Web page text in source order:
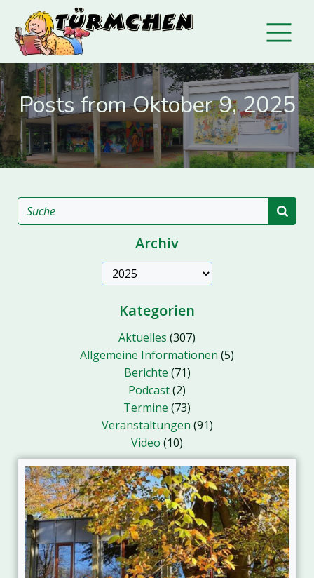
Posts from Oktober 9, 2025
Archiv
Kategorien
Aktuelles (307)
Allgemeine Informationen (5)
Berichte (71)
Podcast(2)
Termine (73)
Veranstaltungen (91)
Video (10)